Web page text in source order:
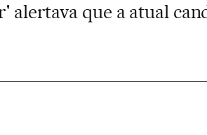
alertava que a atual